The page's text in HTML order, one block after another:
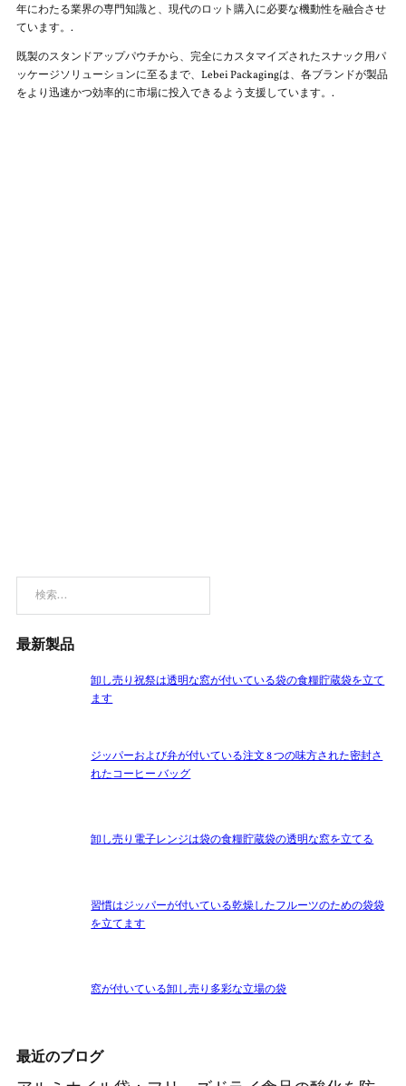
年にわたる業界の専門知識と、現代のロット購入に必要な機動性を融合させ
ています。.
既製のスタンドアップパウチから、完全にカスタマイズされたスナック用パ
ッケージソリューションに至るまで、Lebei Packagingは、各ブランドが製品
をより迅速かつ効率的に市場に投入できるよう支援しています。.
最新製品
卸し売り祝祭は透明な窓が付いている袋の食糧貯蔵袋を立て
ます
ジッパーおよび弁が付いている注文 8 つの味方された密封さ
れたコーヒー バッグ
卸し売り電子レンジは袋の食糧貯蔵袋の透明な窓を立てる
習慣はジッパーが付いている乾燥したフルーツのための袋袋
を立てます
窓が付いている卸し売り多彩な立場の袋
最近のブログ